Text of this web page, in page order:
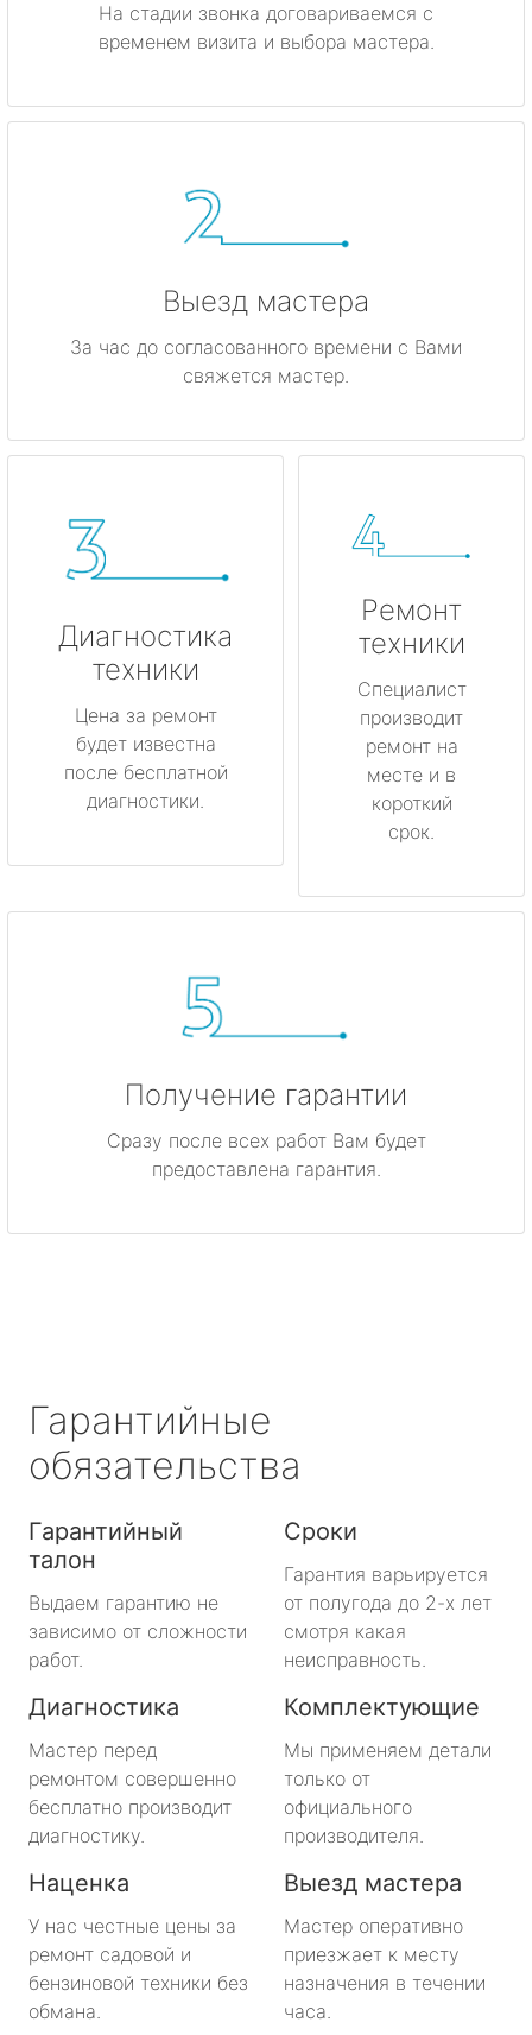
На стадии звонка договариваемся с
временем визита и выбора мастера.
Выезд мастера
За час до согласованного времени с Вами
свяжется мастер.
Диагностика
техники
Цена за ремонт
будет известна
после бесплатной
диагностики.
Ремонт
техники
Специалист
производит
ремонт на
месте и в
короткий
срок.
Получение гарантии
Сразу после всех работ Вам будет
предоставлена гарантия.
Гарантийные
обязательства
Гарантийный
талон
Выдаем гарантию не
зависимо от сложности
работ.
Сроки
Гарантия варьируется
от полугода до 2-х лет
смотря какая
неисправность.
Диагностика
Мастер перед
ремонтом совершенно
бесплатно производит
диагностику.
Комплектующие
Мы применяем детали
только от
официального
производителя.
Наценка
У нас честные цены за
ремонт садовой и
бензиновой техники без
обмана.
Выезд мастера
Мастер оперативно
приезжает к месту
назначения в течении
часа.